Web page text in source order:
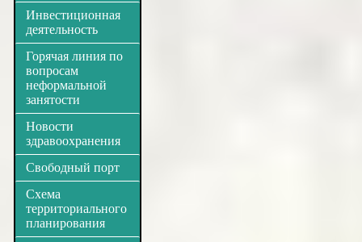
Инвестиционная
деятельность
Горячая линия по
вопросам
неформальной
занятости
Новости
здравоохранения
Свободный порт
Схема
территориального
планирования